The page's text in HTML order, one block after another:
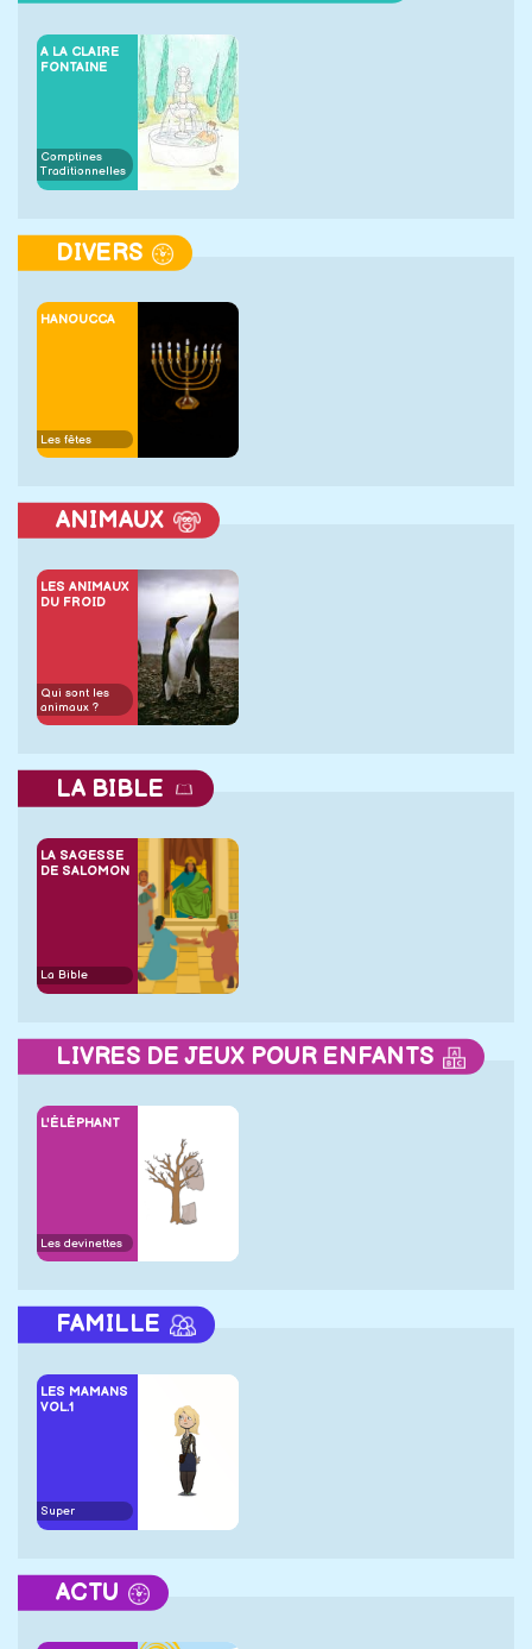
A LA CLAIRE
FONTAINE
Comptines
Traditionnelles
DIVERS
HANOUCCA
Les fêtes
ANIMAUX
LES ANIMAUX
DU FROID
Qui sont les
animaux ?
LA BIBLE
LA SAGESSE
DE SALOMON
La Bible
LIVRES DE JEUX POUR ENFANTS
L'ÉLÉPHANT
Les devinettes
FAMILLE
LES MAMANS
VOL.1
Super
ACTU